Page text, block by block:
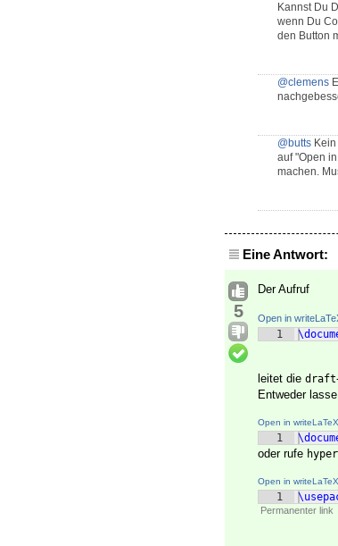
Kannst Du
wenn Du
den Button
@clemens
@butts
auf "Open
machen.
Eine Antwort:
5
Der Aufruf
Open in
1
leitet die draft
Entweder
Open in writeLaTeX
1
oder rufe
Open in writeLaTeX
1
Permanenter link